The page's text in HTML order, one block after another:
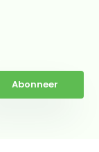
Abonneer